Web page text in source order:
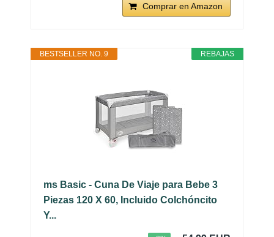
Comprar en Amazon
REBAJAS
BESTSELLER NO. 9
ms Basic - Cuna De Viaje para Bebe 3
Piezas 120 X 60, Incluido Colchóncito
Y...